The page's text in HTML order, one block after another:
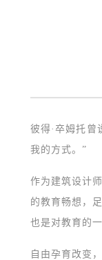
彼得·卒姆托曾
我的方式。”
作为建筑设计
的教育畅想，
也是对教育的一
自由孕育改变